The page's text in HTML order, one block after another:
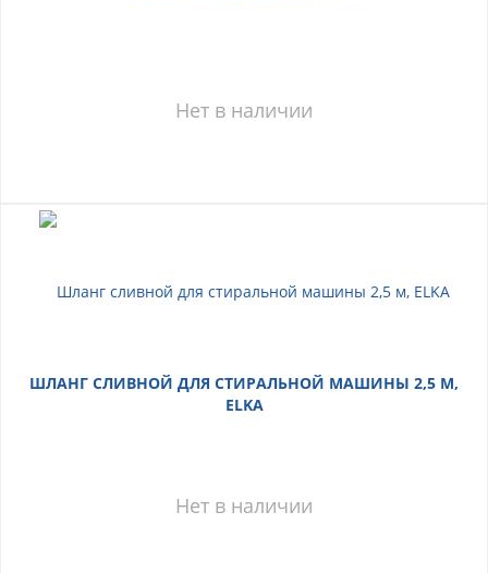
Нет в наличии
ШЛАНГ СЛИВНОЙ ДЛЯ СТИРАЛЬНОЙ МАШИНЫ 2,5 М,
ELKA
Нет в наличии